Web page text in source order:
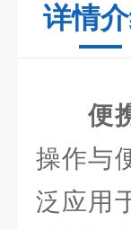
详情
便
操作与
泛应用